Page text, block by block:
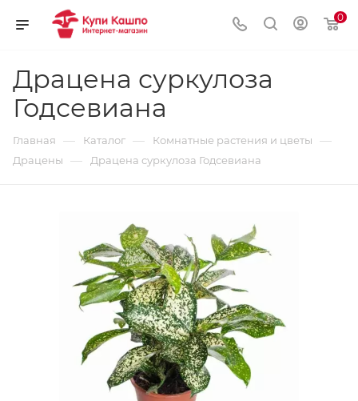
0
Драцена суркулоза
Годсевиана
Главная — Каталог — Комнатные растения и цветы —
Драцены — Драцена суркулоза Годсевиана